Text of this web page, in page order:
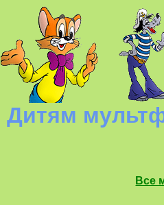
Дитям
Все